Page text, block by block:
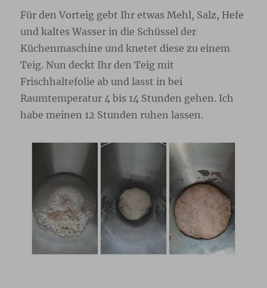
Für den Vorteig gebt Ihr etwas Mehl, Salz, Hefe
und kaltes Wasser in die Schüssel der
Küchenmaschine und knetet diese zu einem
Teig. Nun deckt Ihr den Teig mit
Frischhaltefolie ab und lasst in bei
Raumtemperatur 4 bis 14 Stunden gehen. Ich
habe meinen 12 Stunden ruhen lassen.